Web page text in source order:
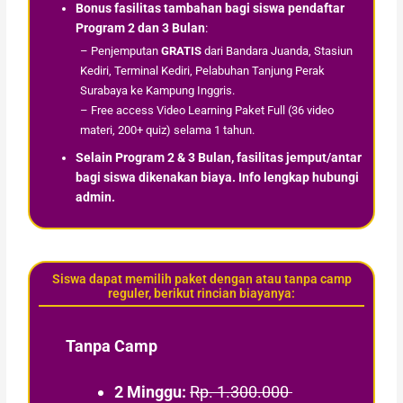
Bonus fasilitas tambahan bagi siswa pendaftar
Program 2 dan 3 Bulan:
– PenjemputanGRATIS dari Bandara Juanda, Stasiun
Kediri, Terminal Kediri, Pelabuhan Tanjung Perak
Surabaya ke Kampung Inggris.
– Free access Video Learning Paket Full (36 video
materi, 200+ quiz) selama 1 tahun.
Selain Program 2 & 3 Bulan, fasilitas jemput/antar
bagi siswa dikenakan biaya. Info lengkap hubungi
admin.
Siswa dapat memilih paket dengan atau tanpa camp
reguler, berikut rincian biayanya:
Tanpa Camp
2 Minggu: Rp. 1.300.000